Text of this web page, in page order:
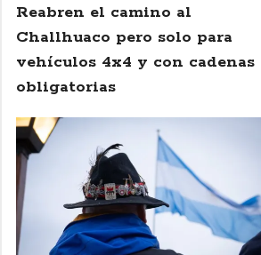
Reabren el camino al
Challhuaco pero solo para
vehículos 4x4 y con cadenas
obligatorias